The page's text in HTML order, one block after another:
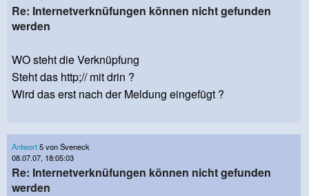
Re: Internetverknüfungen können nicht gefunden
werden
WO steht die Verknüpfung
Steht das http;// mit drin ?
Wird das erst nach der Meldung eingefügt ?
Antwort5 von Sveneck
08.07.07, 18:05:03
Re: Internetverknüfungen können nicht gefunden
werden